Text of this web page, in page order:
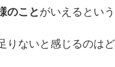
のことがいえるという
りないと感じるのは